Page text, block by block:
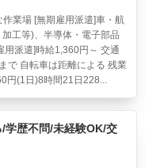
業場 [無期雇用派遣]車・航
工等)、半導体・電子部品
用派遣]時給1,360円～ 交通
で 自転車は距離による 残業
(1日)8時間21日228...
学歴不問/未経験OK/交